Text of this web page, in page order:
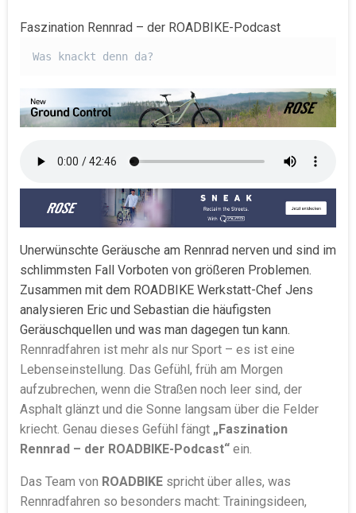
Faszination Rennrad – der ROADBIKE-Podcast
Was knackt denn da?
Unerwünschte Geräusche am Rennrad nerven und sind im
schlimmsten Fall Vorboten von größeren Problemen.
Zusammen mit dem ROADBIKE Werkstatt-Chef Jens
analysieren Eric und Sebastian die häufigsten
Geräuschquellen und was man dagegen tun kann.
Rennradfahren ist mehr als nur Sport – es ist eine
Lebenseinstellung. Das Gefühl, früh am Morgen
aufzubrechen, wenn die Straßen noch leer sind, der
Asphalt glänzt und die Sonne langsam über die Felder
kriecht. Genau dieses Gefühl fängt „Faszination
Rennrad – der ROADBIKE-Podcast“ ein.
Das Team von ROADBIKE spricht über alles, was
Rennradfahren so besonders macht: Trainingsideen,